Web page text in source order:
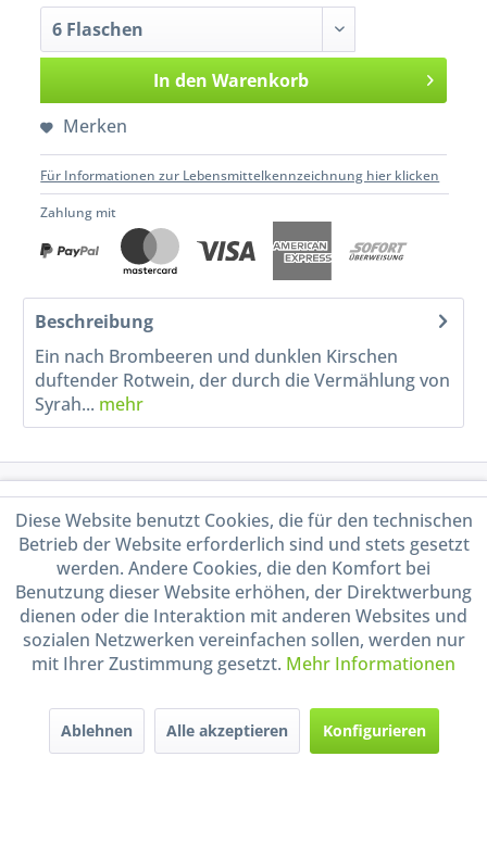
In den Warenkorb
Merken
Für Informationen zur Lebensmittelkennzeichnung hier klicken
Zahlung mit
Beschreibung
Ein nach Brombeeren und dunklen Kirschen
duftender Rotwein, der durch die Vermählung von
Syrah... mehr
Shop Service
Informationen
Handel mit BIO-Weinen
durch DE-ÖKO-009
Diese Website benutzt Cookies, die für den technischen
Betrieb der Website erforderlich sind und stets gesetzt
werden. Andere Cookies, die den Komfort bei
Benutzung dieser Website erhöhen, der Direktwerbung
dienen oder die Interaktion mit anderen Websites und
sozialen Netzwerken vereinfachen sollen, werden nur
mit Ihrer Zustimmung gesetzt. Mehr Informationen
Ablehnen Alle akzeptieren Konfigurieren